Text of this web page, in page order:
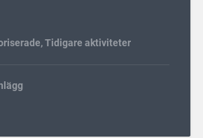
,Tidigare aktiviteter